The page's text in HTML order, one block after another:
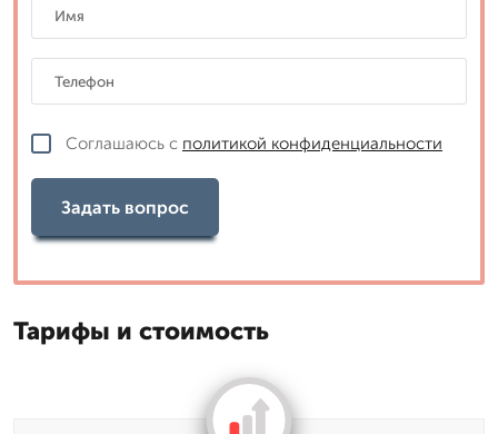
Соглашаюсь с политикой конфиденциальности
Задать вопрос
Тарифы и стоимость